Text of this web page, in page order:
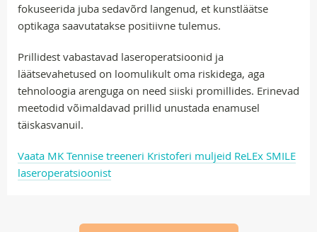
fokuseerida juba sedavõrd langenud, et kunstläätse
optikaga saavutatakse positiivne tulemus.
Prillidest vabastavad laseroperatsioonid ja
läätsevahetused on loomulikult oma riskidega, aga
tehnoloogia arenguga on need siiski promillides. Erinevad
meetodid võimaldavad prillid unustada enamusel
täiskasvanuil.
Vaata MK Tennise treeneri Kristoferi muljeid ReLEx SMILE
laseroperatsioonist